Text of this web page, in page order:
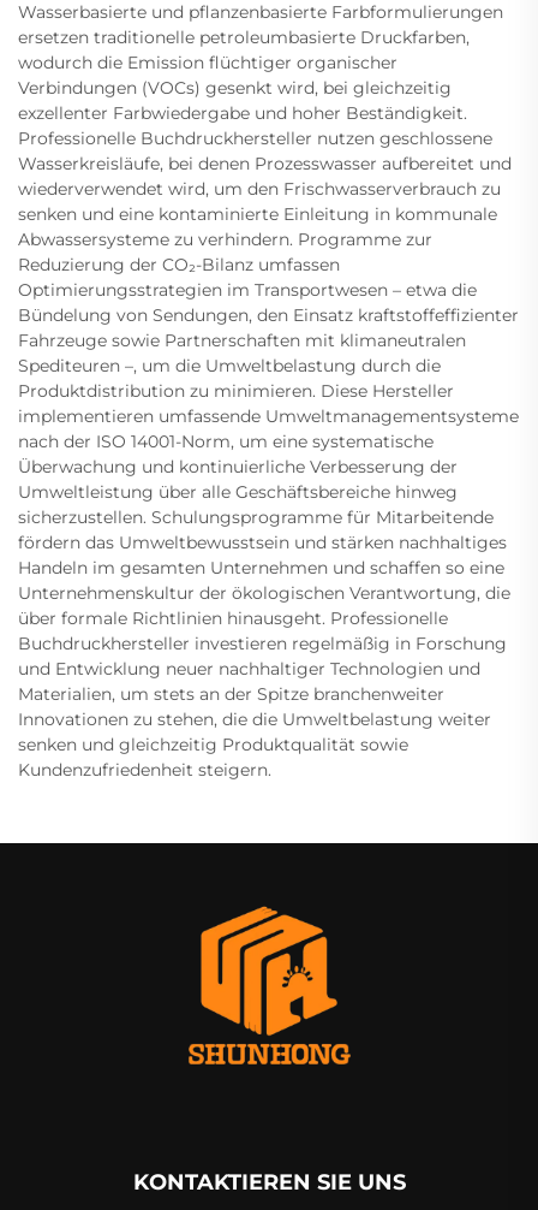
Wasserbasierte und pflanzenbasierte Farbformulierungen
ersetzen traditionelle petroleumbasierte Druckfarben,
wodurch die Emission flüchtiger organischer
Verbindungen (VOCs) gesenkt wird, bei gleichzeitig
exzellenter Farbwiedergabe und hoher Beständigkeit.
Professionelle Buchdruckhersteller nutzen geschlossene
Wasserkreisläufe, bei denen Prozesswasser aufbereitet und
wiederverwendet wird, um den Frischwasserverbrauch zu
senken und eine kontaminierte Einleitung in kommunale
Abwassersysteme zu verhindern. Programme zur
Reduzierung der CO₂-Bilanz umfassen
Optimierungsstrategien im Transportwesen – etwa die
Bündelung von Sendungen, den Einsatz kraftstoffeffizienter
Fahrzeuge sowie Partnerschaften mit klimaneutralen
Spediteuren –, um die Umweltbelastung durch die
Produktdistribution zu minimieren. Diese Hersteller
implementieren umfassende Umweltmanagementsysteme
nach der ISO 14001-Norm, um eine systematische
Überwachung und kontinuierliche Verbesserung der
Umweltleistung über alle Geschäftsbereiche hinweg
sicherzustellen. Schulungsprogramme für Mitarbeitende
fördern das Umweltbewusstsein und stärken nachhaltiges
Handeln im gesamten Unternehmen und schaffen so eine
Unternehmenskultur der ökologischen Verantwortung, die
über formale Richtlinien hinausgeht. Professionelle
Buchdruckhersteller investieren regelmäßig in Forschung
und Entwicklung neuer nachhaltiger Technologien und
Materialien, um stets an der Spitze branchenweiter
Innovationen zu stehen, die die Umweltbelastung weiter
senken und gleichzeitig Produktqualität sowie
Kundenzufriedenheit steigern.
KONTAKTIEREN SIE UNS